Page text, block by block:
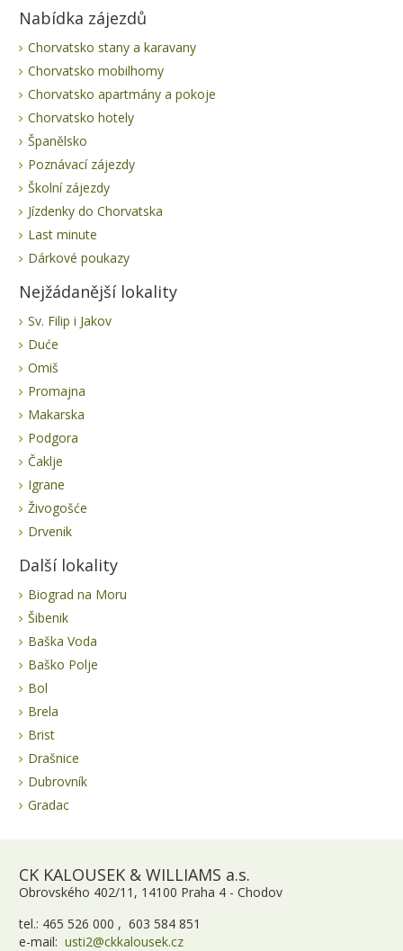
Nabídka zájezdů
Chorvatsko stany a karavany
Chorvatsko mobilhomy
Chorvatsko apartmány a pokoje
Chorvatsko hotely
Španělsko
Poznávací zájezdy
Školní zájezdy
Jízdenky do Chorvatska
Last minute
Dárkové poukazy
Nejžádanější lokality
Sv. Filip i Jakov
Duće
Omiš
Promajna
Makarska
Podgora
Čaklje
Igrane
Živogošće
Drvenik
Další lokality
Biograd na Moru
Šibenik
Baška Voda
Baško Polje
Bol
Brela
Brist
Drašnice
Dubrovník
Gradac
CK KALOUSEK & WILLIAMS a.s.
Obrovského 402/11, 14100 Praha 4 - Chodov
tel.: 465 526 000 , 603 584 851
e-mail: usti2@ckkalousek.cz